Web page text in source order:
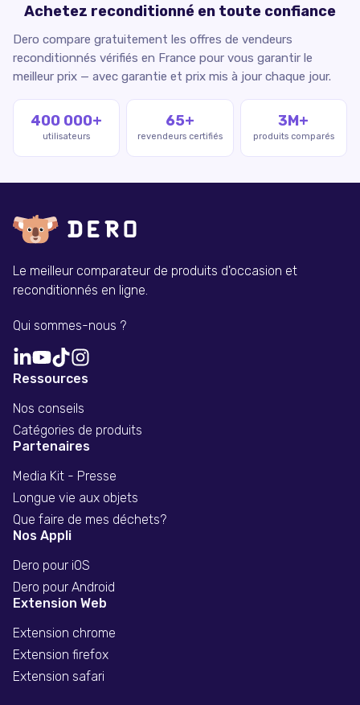
Achetez reconditionné en toute confiance
Dero compare gratuitement les offres de vendeurs
reconditionnés vérifiés en France pour vous garantir le
meilleur prix — avec garantie et prix mis à jour chaque jour.
400 000+
utilisateurs
65+
revendeurs certifiés
3M+
produits comparés
Le meilleur comparateur de produits d'occasion et
reconditionnés en ligne.
Qui sommes-nous ?
Ressources
Nos conseils
Catégories de produits
Partenaires
Media Kit - Presse
Longue vie aux objets
Que faire de mes déchets?
Nos Appli
Dero pour iOS
Dero pour Android
Extension Web
Extension chrome
Extension firefox
Extension safari